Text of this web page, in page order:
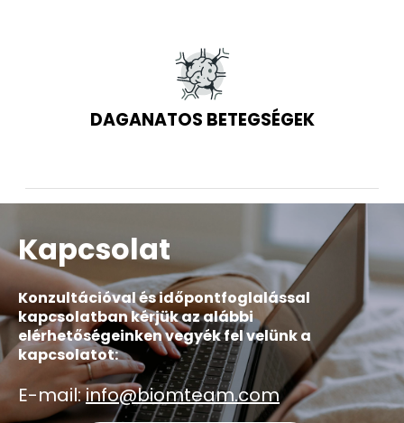
DAGANATOS BETEGSÉGEK
Kapcsolat
Konzultációval és időpontfoglalással
kapcsolatban kérjük az alábbi
elérhetőségeinken vegyék fel velünk a
kapcsolatot:
E-mail:info@biomteam.com